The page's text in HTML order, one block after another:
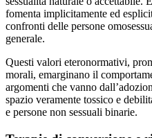
fomenta implicitamente ed
confronti delle persone
generale.
Questi valori eteronormativi,
morali, emarginano il
argomenti che vanno
spazio veramente tossico e
e persone non sessuali binarie.